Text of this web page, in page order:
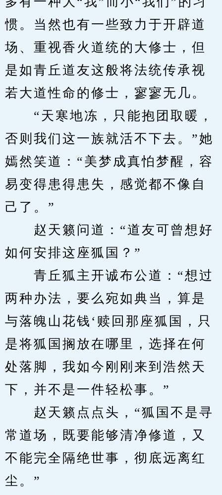
惯。当然也有一些致力于开辟道
场、重视香火道统的大修士，但
是如青丘道友这般将法统传承视
若大道性命的修士，寥寥无几。
“天寒地冻，只能抱团取暖，
否则我们这一族就活不下去。”她
嫣然笑道：“美梦成真怕梦醒，容
易变得患得患失，感觉都不像自
己了。”
赵天籁问道：“道友可曾想好
如何安排这座狐国？”
青丘狐主开诚布公道：“想过
两种办法，要么宛如典当，算是
与落魄山花钱‘赎回那座狐国，只
是将狐国搁放在哪里，选择在何
处落脚，我如今刚刚来到浩然天
下，并不是一件轻松事。”
赵天籁点点头，“狐国不是寻
常道场，既要能够清净修道，又
不能完全隔绝世事，彻底远离红
尘。”